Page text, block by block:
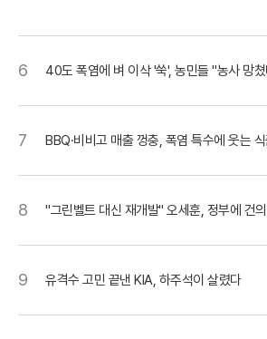
6 40도 폭염에 벼 이삭 '쑥', 농민들 "농사 망
7 BBQ·비비고 매출 껑충, 폭염 특수에 웃는
8 "그린벨트 대신 재개발" 오세훈, 정부에 건의
9 유격수 고민 끝낸 KIA, 하주석이 살렸다